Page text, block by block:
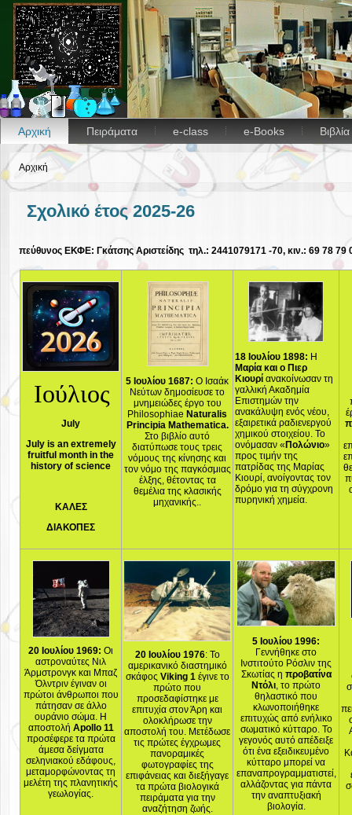
Αρχική Πειράματα e-class e-Books
Αρχική
Σχολικό έτος 2025-26
πεύθυνος ΕΚΦΕ: Γκάτσης Αριστείδης τηλ.: 2441079171 -70, κιν.: 69 78
Ιούλιος
July
July is an extremely
fruitful month in the
history of science
ΚΑΛΕΣ
ΔΙΑΚΟΠΕΣ
5 Ιουλίου 1687: Ο Ισαάκ
Νεύτων δημοσίευσε το
μνημειώδες έργο του
Philosophiae Naturalis
Principia Mathematica.
Στο βιβλίο αυτό
διατύπωσε τους τρεις
νόμους της κίνησης και
τον νόμο της παγκόσμιας
έλξης, θέτοντας τα
θεμέλια της κλασικής
μηχανικής..
18 Ιουλίου 1898: Η
Μαρία και ο Πιερ
Κιουρί ανακοίνωσαν τη
γαλλική Ακαδημία
Επιστημών την
ανακάλυψη ενός νέου,
εξαιρετικά ραδιενεργού
χημικού στοιχείου. Το
ονόμασαν « Πολώνιο»
προς τιμήν της
πατρίδας της Μαρίας
Κιουρί, ανοίγοντας τον
δρόμο για τη σύγχρονη
πυρηνική χημεία.
20 Ιουλίου 1969: Οι
αστροναύτες Νιλ
Άρμστρονγκ και Μπαζ
Όλντριν έγιναν οι
πρώτοι άνθρωποι που
πάτησαν σε άλλο
ουράνιο σώμα. Η
αποστολή Apollo 11
προσέφερε τα πρώτα
άμεσα δείγματα
σεληνιακού εδάφους,
μεταμορφώνοντας τη
μελέτη της πλανητικής
γεωλογίας.
20 Ιουλίου 1976: Το
αμερικανικό διαστημικό
σκάφος Viking 1έγινε το
πρώτο που
προσεδαφίστηκε με
επιτυχία στον Άρη και
ολοκλήρωσε την
αποστολή του. Μετέδωσε
τις πρώτες έγχρωμες
πανοραμικές
φωτογραφίες της
επιφάνειας και διεξήγαγε
τα πρώτα βιολογικά
πειράματα για την
αναζήτηση ζωής.
5 Ιουλίου 1996:
Γεννήθηκε στο
Ινστιτούτο Ρόσλιν της
Σκωτίας η προβατίνα
Ντόλι, το πρώτο
θηλαστικό που
κλωνοποιήθηκε
επιτυχώς από ενήλικο
σωματικό κύτταρο. Το
γεγονός αυτό απέδειξε
ότι ένα εξειδικευμένο
κύτταρο μπορεί να
επαναπρογραμματιστεί,
αλλάζοντας για πάντα
την αναπτυξιακή
βιολογία.